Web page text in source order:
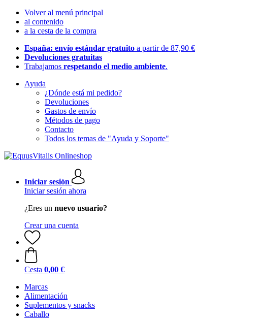
Volver al menú principal
al contenido
a la cesta de la compra
España: envío estándar gratuito a partir de 87,90 €
Devoluciones gratuitas
Trabajamos respetando el medio ambiente.
Ayuda
¿Dónde está mi pedido?
Devoluciones
Gastos de envío
Métodos de pago
Contacto
Todos los temas de "Ayuda y Soporte"
Iniciar sesión
Iniciar sesión ahora
¿Eres un nuevo usuario?
Crear una cuenta
Cesta 0,00 €
Marcas
Alimentación
Suplementos y snacks
Caballo